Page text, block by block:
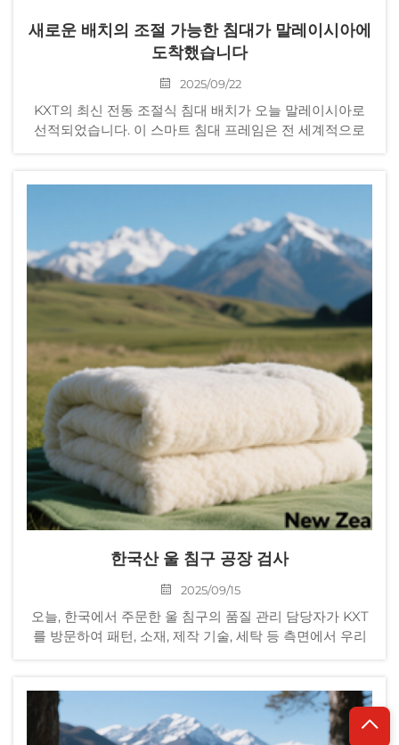
새로운 배치의 조절 가능한 침대가 말레이시아에
도착했습니다
2025/09/22
KXT의 최신 전동 조절식 침대 배치가 오늘 말레이시아로
선적되었습니다. 이 스마트 침대 프레임은 전 세계적으로
소, 그리고 사후 서비스 문제를 크게 줄였습니다.
한국산 울 침구 공장 검사
2025/09/15
오늘, 한국에서 주문한 울 침구의 품질 관리 담당자가 KXT
를 방문하여 패턴, 소재, 제작 기술, 세탁 등 측면에서 우리
더욱 안심할 수 있도록 합니다.